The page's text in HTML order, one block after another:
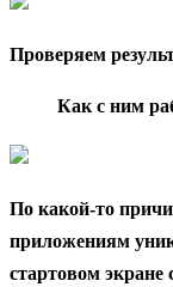
Проверяем
Как с ним
По какой-то
приложениям
стартовом экране